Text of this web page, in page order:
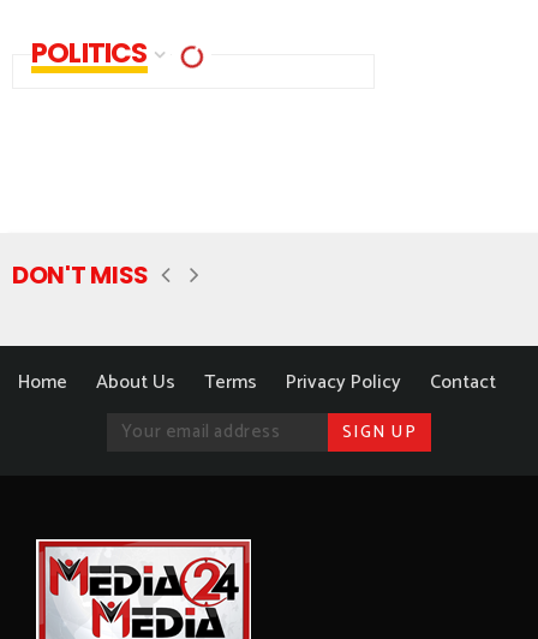
POLITICS
DON'T MISS
Home About Us Terms Privacy Policy Contact